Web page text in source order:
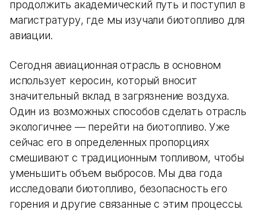
продолжить академический путь и поступил в
магистратуру, где мы изучали биотопливо для
авиации.
Сегодня авиационная отрасль в основном
использует керосин, который вносит
значительный вклад в загрязнение воздуха.
Один из возможных способов сделать отрасль
экологичнее — перейти на биотопливо. Уже
сейчас его в определенных пропорциях
смешивают с традиционным топливом, чтобы
уменьшить объем выбросов. Мы два года
исследовали биотопливо, безопасность его
горения и другие связанные с этим процессы.